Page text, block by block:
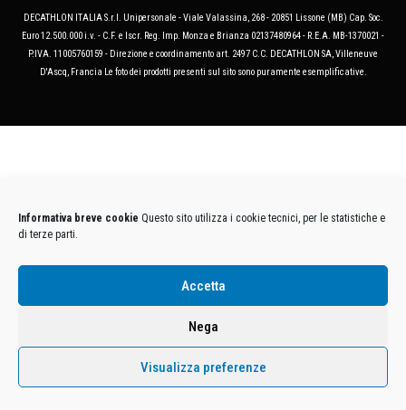
Informativa breve cookie Questo sito utilizza i cookie tecnici, per le statistiche e
di terze parti.
Accetta
Nega
Visualizza preferenze
DECATHLON ITALIA S.r.l. Unipersonale - Viale Valassina, 268 - 20851 Lissone (MB) Cap. Soc.
Euro 12.500.000 i.v. - C.F. e Iscr. Reg. Imp. Monza e Brianza 02137480964 - R.E.A. MB-1370021 -
P.IVA. 11005760159 - Direzione e coordinamento art. 2497 C.C. DECATHLON SA, Villeneuve
D'Ascq, Francia Le foto dei prodotti presenti sul sito sono puramente esemplificative.